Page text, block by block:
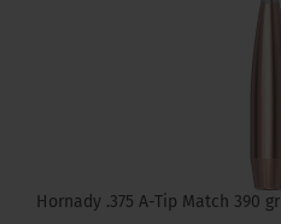
Hornady .375 A-Tip Match 390